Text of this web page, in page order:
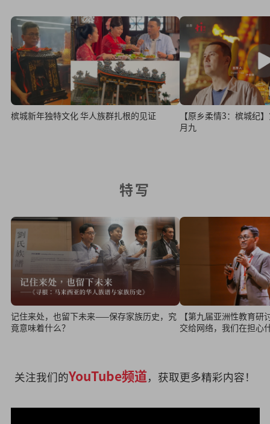
槟城新年独特文化 华人族群扎根的见证
【原乡柔情3：槟城纪
月九
特写
记住来处，也留下未来——保存家族历史，究
竟意味着什么？
【第九届亚洲性教育
交给网络，我们在担心
关注我们的YouTube频道，获取更多精彩内容！